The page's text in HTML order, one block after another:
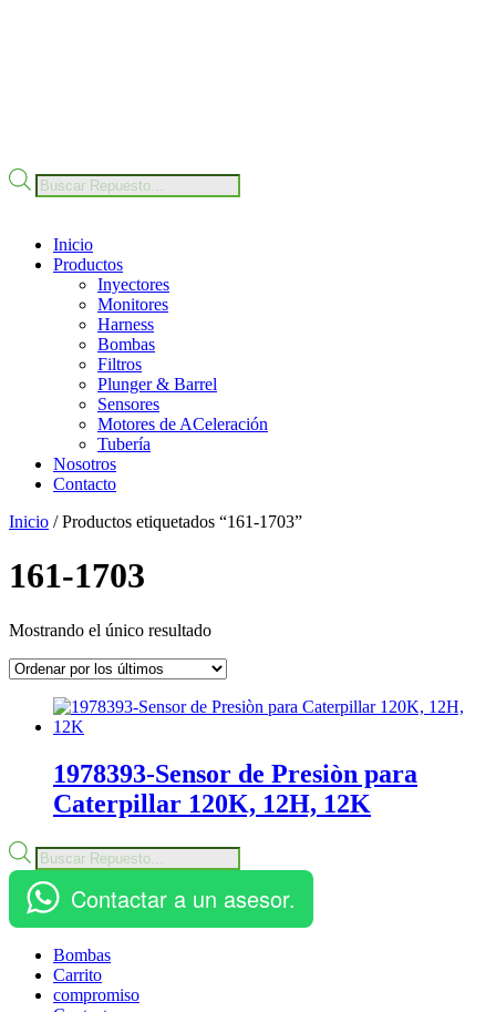
Búsqueda
de
Inicio
Productos
Inyectores
Monitores
Harness
Bombas
Filtros
Plunger & Barrel
Sensores
Motores de ACeleración
Tubería
Nosotros
Contacto
Inicio / Productos etiquetados “161-1703”
161-1703
Mostrando el único resultado
1978393-Sensor de Presiòn para
Caterpillar 120K, 12H, 12K
Búsqueda
de
productosContactar a un asesor.
Bombas
Carrito
compromiso